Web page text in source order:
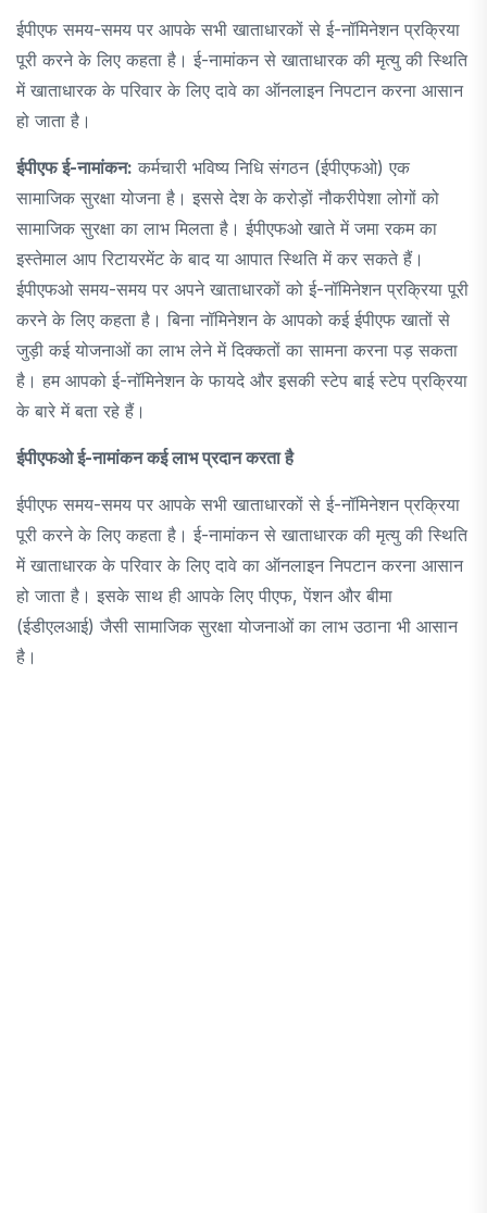
ईपीएफ समय-समय पर आपके सभी खाताधारकों से ई-नॉमिनेशन प्रक्रिया
पूरी करने के लिए कहता है। ई-नामांकन से खाताधारक की मृत्यु की स्थिति
में खाताधारक के परिवार के लिए दावे का ऑनलाइन निपटान करना आसान
हो जाता है।
ईपीएफ ई-नामांकन: कर्मचारी भविष्य निधि संगठन (ईपीएफओ) एक
सामाजिक सुरक्षा योजना है। इससे देश के करोड़ों नौकरीपेशा लोगों को
सामाजिक सुरक्षा का लाभ मिलता है। ईपीएफओ खाते में जमा रकम का
इस्तेमाल आप रिटायरमेंट के बाद या आपात स्थिति में कर सकते हैं।
ईपीएफओ समय-समय पर अपने खाताधारकों को ई-नॉमिनेशन प्रक्रिया पूरी
करने के लिए कहता है। बिना नॉमिनेशन के आपको कई ईपीएफ खातों से
जुड़ी कई योजनाओं का लाभ लेने में दिक्कतों का सामना करना पड़ सकता
है। हम आपको ई-नॉमिनेशन के फायदे और इसकी स्टेप बाई स्टेप प्रक्रिया
के बारे में बता रहे हैं।
ईपीएफओ ई-नामांकन कई लाभ प्रदान करता है
ईपीएफ समय-समय पर आपके सभी खाताधारकों से ई-नॉमिनेशन प्रक्रिया
पूरी करने के लिए कहता है। ई-नामांकन से खाताधारक की मृत्यु की स्थिति
में खाताधारक के परिवार के लिए दावे का ऑनलाइन निपटान करना आसान
हो जाता है। इसके साथ ही आपके लिए पीएफ, पेंशन और बीमा
(ईडीएलआई) जैसी सामाजिक सुरक्षा योजनाओं का लाभ उठाना भी आसान
है।